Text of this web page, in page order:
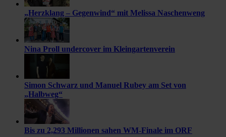
„Herzklang – Gegenwind“ mit Melissa Naschenweng
Nina Proll undercover im Kleingartenverein
Simon Schwarz und Manuel Rubey am Set von
„Halbweg“
Bis zu 2,293 Millionen sahen WM-Finale im ORF